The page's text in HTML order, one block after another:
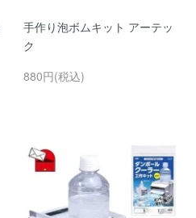
手作り泡ボムキット アーテッ
ク
880円(税込)